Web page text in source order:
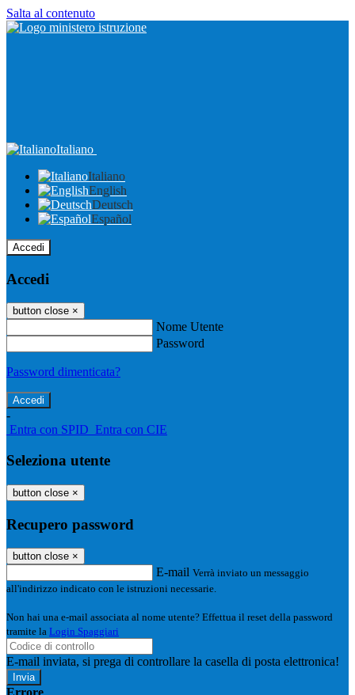
Salta al contenuto
Italiano
Italiano
English
Deutsch
Español
Accedi
Accedi
button close ×
Nome Utente
Password
Password dimenticata?
-
Entra con SPID Entra con CIE
Seleziona utente
button close ×
Recupero password
button close ×
E-mail Verrà inviato un messaggio
all'indirizzo indicato con le istruzioni necessarie.
Non hai una e-mail associata al nome utente? Effettua il reset della password
tramite la Login Spaggiari
E-mail inviata, si prega di controllare la casella di posta elettronica!